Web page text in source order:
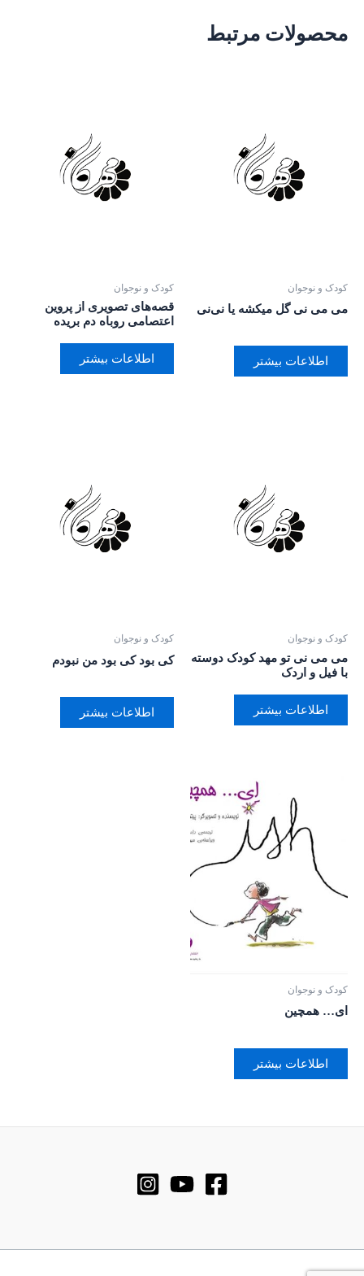
محصولات مرتبط
کودک و نوجوان
می می نی گل میکشه یا نی‌نی
اطلاعات بیشتر
کودک و نوجوان
قصه‌های تصویری از پروین
اعتصامی روباه دم بریده
اطلاعات بیشتر
کودک و نوجوان
می می نی تو مهد کودک دوسته
با فیل و اردک
اطلاعات بیشتر
کودک و نوجوان
کی بود کی بود من نبودم
اطلاعات بیشتر
کودک و نوجوان
ای… همچین
اطلاعات بیشتر